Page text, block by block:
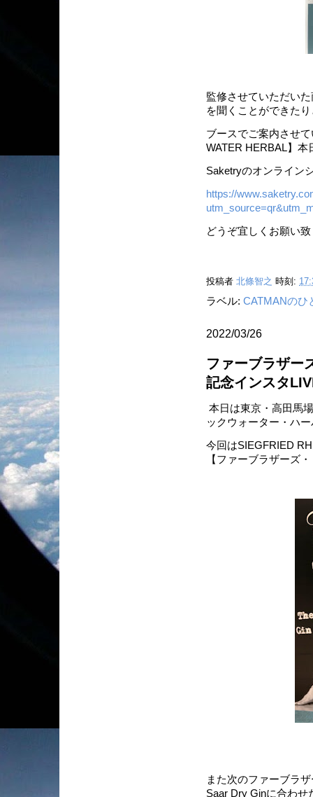
監修させていただい
を聞くことができた
ブースでご案内させ
WATER HERBAL】
Saketryのオンライン
https://
どうぞ宜しくお願い
投稿者 北條智之 時刻:
ラベル: CATMANのひ
2022/03/26
ファーブラザー
記念インスタ
本日は東京・高田馬
ックウォーター・ハ
今回はSIEGFRIED
【ファーブラザーズ
また次のファーブラ
Saar Dry Ginに合わ